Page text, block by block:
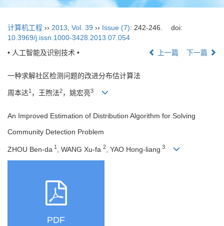
计算机工程 ›› 2013 Vol. 39 ›› Issue (7): 242-246.
doi:
10.3969/j.issn.1000-3428.2013.07.054
• 人工智能及识别技术 •
上一篇 下一篇
一种求解社区检测问题的改进分布估计算法
周本达1 ，王煦法2，姚宏亮3
An Improved Estimation of Distribution Algorithm for Solving
Community Detection Problem
ZHOU Ben-da 1 , WANG Xu-fa 2 , YAO Hong-liang 3
PDF